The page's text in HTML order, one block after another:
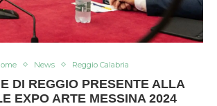
News Reggio Calabria
DI REGGIO PRESENTE ALLA
EXPO ARTE MESSINA 2024